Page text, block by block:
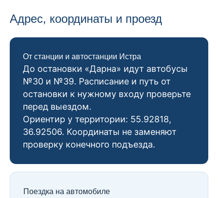
Адрес, координаты и проезд
От станции и автостанции Истра
До остановки «Дарна» идут автобусы
№30 и №39. Расписание и путь от
остановки к нужному входу проверьте
перед выездом.
Ориентир у территории: 55.92818,
36.92506. Координаты не заменяют
проверку конечного подъезда.
Поездка на автомобиле